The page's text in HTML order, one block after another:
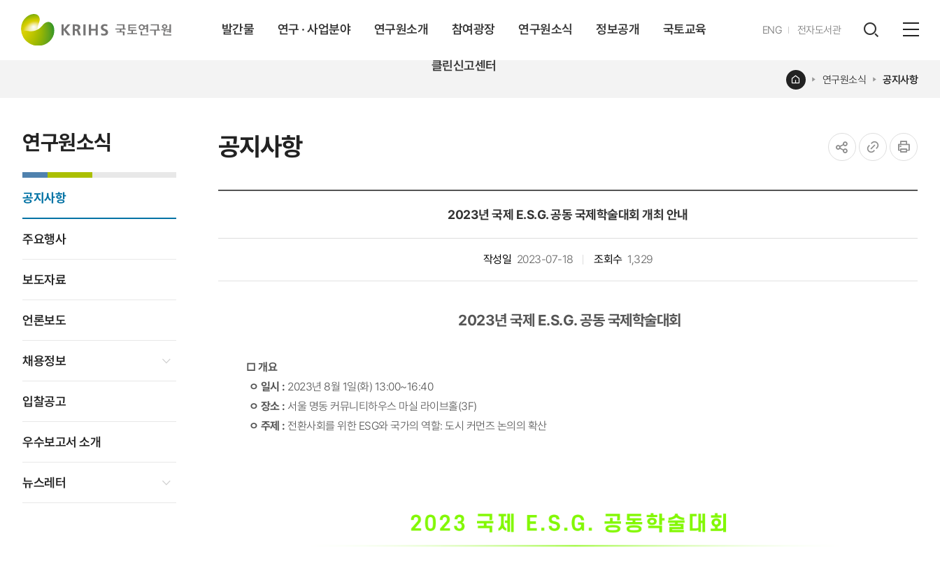
발간물 연구 · 사업분야 연구원소개 참여광장 연구원소식 정보공개 국토교육
클린신고센터
ENG영문전자도서관
레이어
공지사항
홈 연구원소식 공지사항
연구원소식
공지사항
주요행사
보도자료
언론보도
채용정보
입찰공고
우수보고서 소개
뉴스레터
2023년 국제 E.S.G. 공동 국제학술대회 개최 안내
작성일 2023-07-18 조회수 1,329
2023년 국제 E.S.G. 공동 국제학술대회
□ 개요
ㅇ 일시 : 2023년 8월 1일(화) 13:00~16:40
ㅇ 장소 : 서울 명동 커뮤니티하우스 마실 라이브홀(3F)
ㅇ 주제 : 전환사회를 위한 ESG와 국가의 역할: 도시 커먼즈 논의의 확산